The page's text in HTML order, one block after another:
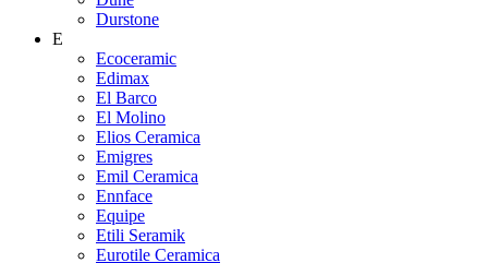
Durstone
E
Ecoceramic
Edimax
El Barco
El Molino
Elios Ceramica
Emigres
Emil Ceramica
Ennface
Equipe
Etili Seramik
Eurotile Ceramica